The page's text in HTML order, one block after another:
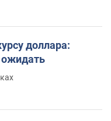
доллара:
ожидать